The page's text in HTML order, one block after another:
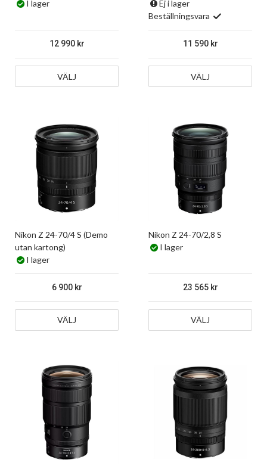
I lager
12 990
VÄLJ
Ej i lager
Beställningsvara
11 590
VÄLJ
Nikon Z 24-70/4 S (Demo
utan kartong)
I lager
6 900
VÄLJ
Nikon Z 24-70/2,8 S
I lager
23 565
VÄLJ